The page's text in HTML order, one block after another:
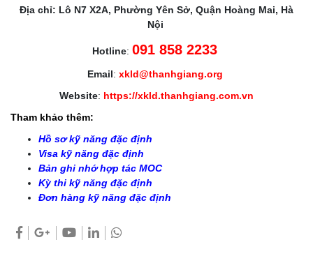
Địa chỉ: Lô N7 X2A, Phường Yên Sở, Quận Hoàng Mai, Hà
Nội
Hotline: 091 858 2233
Email: xkld@thanhgiang.org
Website: https://xkld.thanhgiang.com.vn
Tham khảo thêm:
Hồ sơ kỹ năng đặc định
Visa kỹ năng đặc định
Bản ghi nhớ hợp tác MOC
Kỳ thi kỹ năng đặc định
Đơn hàng kỹ năng đặc định